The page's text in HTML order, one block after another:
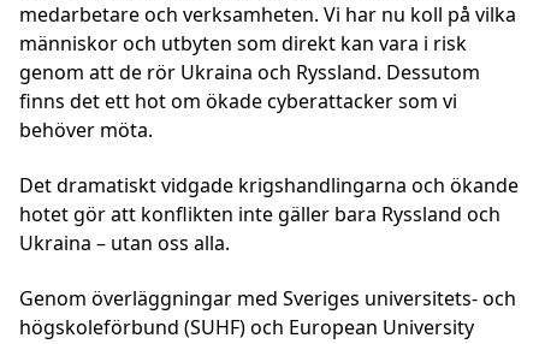
medarbetare och verksamheten. Vi har nu koll på vilka
människor och utbyten som direkt kan vara i risk
genom att de rör Ukraina och Ryssland. Dessutom
finns det ett hot om ökade cyberattacker som vi
behöver möta.
Det dramatiskt vidgade krigshandlingarna och ökande
hotet gör att konflikten inte gäller bara Ryssland och
Ukraina – utan oss alla.
Genom överläggningar med Sveriges universitets- och
högskoleförbund (SUHF) och European University